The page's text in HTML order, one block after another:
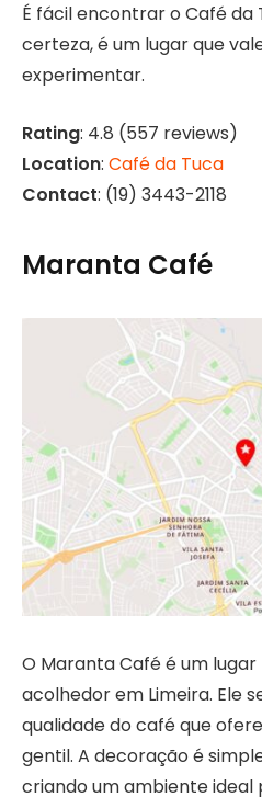
É fácil encontrar o Café da
certeza, é um lugar que
experimentar.
Rating: 4.8 (557 reviews)
Location: Café da Tuca
Contact: (19) 3443-2118
Maranta Café
O Maranta Café é um
acolhedor em Limeira. Ele
qualidade do café que
gentil. A decoração é
criando um ambiente ideal